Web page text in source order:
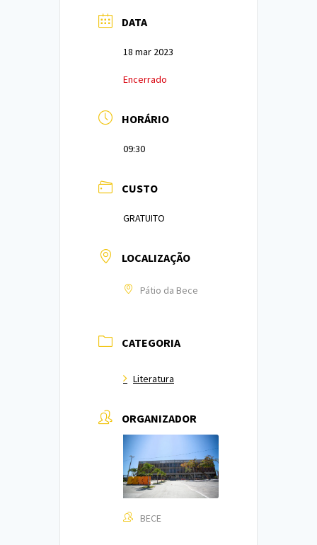
DATA
18 mar 2023
Encerrado
HORÁRIO
09:30
CUSTO
GRATUITO
LOCALIZAÇÃO
Pátio da Bece
CATEGORIA
Literatura
ORGANIZADOR
BECE